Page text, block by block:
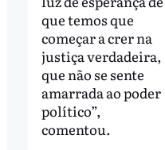
que temos que
começar a crer na
justiça verdadeira,
que não se sente
amarrada ao poder
político”,
comentou.